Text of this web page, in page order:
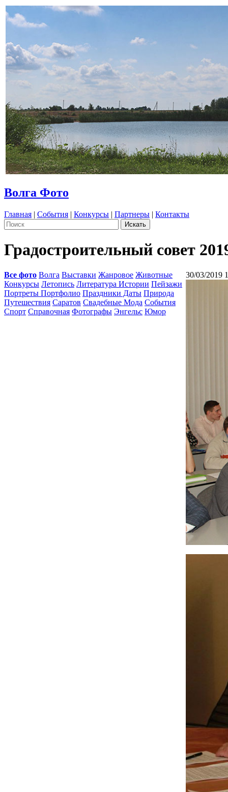
Волга Фото
Главная | События | Конкурсы | Партнеры | Контакты
Градостроительный совет
Все фото Волга Выставки Жанровое Животные
Конкурсы Летопись Литература Истории Пейзажи
Портреты Портфолио Праздники Даты Природа
Путешествия Саратов Свадебные Мода События
Спорт Справочная Фотографы Энгельс Юмор
30/03/2019